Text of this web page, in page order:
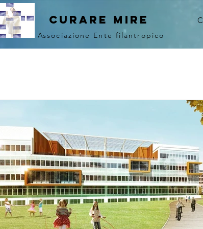
curare MIRE
Associazione Ente filantropico